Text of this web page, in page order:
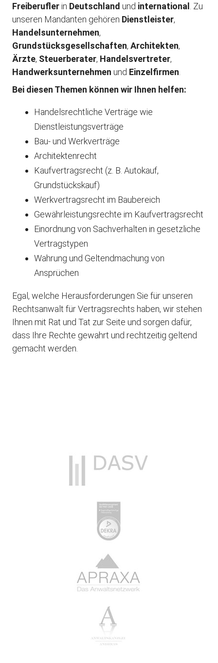
Freiberuflerin Deutschland und international . Zu
unseren Mandanten gehören Dienstleister,
Handelsunternehmen,
Grundstücksgesellschaften, Architekten,
Ärzte, Steuerberater, Handelsvertreter,
Handwerksunternehmen und Einzelfirmen
Bei diesen Themen können wir Ihnen helfen:
Handelsrechtliche Verträge wie
Dienstleistungsverträge
Bau- und Werkverträge
Architektenrecht
Kaufvertragsrecht (z. B. Autokauf,
Grundstückskauf)
Werkvertragsrecht im Baubereich
Gewährleistungsrechte im Kaufvertragsrecht
Einordnung von Sachverhalten in gesetzliche
Vertragstypen
Wahrung und Geltendmachung von
Ansprüchen
Egal, welche Herausforderungen Sie für unseren
Rechtsanwalt für Vertragsrechts haben, wir stehen
Ihnen mit Rat und Tat zur Seite und sorgen dafür,
dass Ihre Rechte gewahrt und rechtzeitig geltend
gemacht werden.